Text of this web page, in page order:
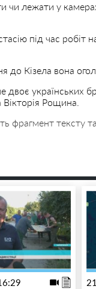
чи лежати у
під час робіт
до Кізела вона
українських
Рощина.
фрагмент тексту